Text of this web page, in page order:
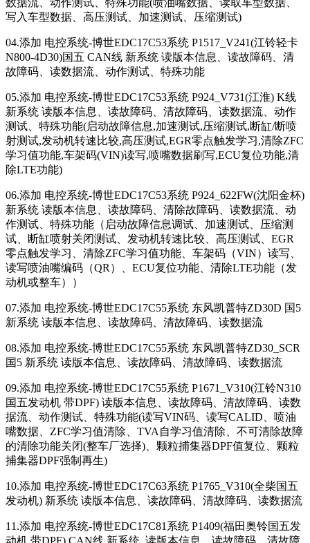
写入车型数据、高压测试、加速测试、压缩测试)
04.添加 电控系统-博世EDC17C53系统 P1517_V241(江铃轻卡
N800-4D30)国五 CAN线 新系统 读版本信息、读故障码、清
故障码、读数据流、动作测试、特殊功能
05.添加 电控系统-博世EDC17C53系统 P924_V731(江淮) K线
新系统 读版本信息、读故障码、清故障码、读数据流、动作
测试、特殊功能(启动故障信息,加速测试,压缩测试,断缸/断喷
射测试,发动机转速比较,高压测试,EGR零点触发学习,清除ZFC
学习值功能,车架码(VIN)读写,喷嘴数据刷写,ECU复位功能,清
除LTE功能)
06.添加 电控系统-博世EDC17C53系统 P924_622FW(沈阳金杯)
新系统 读版本信息、读故障码、清除故障码、读数据流、动
作测试、特殊功能（启动故障信息调试、加速测试、压缩测
试、断缸喷射关闭测试、发动机转速比较、高压测试、EGR
零点触发学习、清除ZFC学习值功能、车架码（VIN）读写、
读写喷油嘴编码（QR）、ECU复位功能、清除LTE功能（发
动机或整车））
07.添加 电控系统-博世EDC17C55系统 东风凯普特ZD30D 国5
新系统 读版本信息、读故障码、清故障码、读数据流
08.添加 电控系统-博世EDC17C55系统 东风凯普特ZD30_SCR
国5 新系统 读版本信息、读故障码、清故障码、读数据流
09.添加 电控系统-博世EDC17C55系统 P1671_V310(江铃N310
国五发动机 带DPF) 读版本信息、读故障码、清故障码、读数
据流、动作测试、特殊功能(读写VIN码、读写CALID、喷油
嘴数据、ZFC学习值清除、TVA自学习值清除、不可清除故障
的清除功能关闭(整车厂选择)、颗粒捕集器DPF值复位、颗粒
捕集器DPF强制再生)
10.添加 电控系统-博世EDC17C63系统 P1765_V310(全柴国五
发动机) 新系统 读版本信息、读故障码、清故障码、读数据流
11.添加 电控系统-博世EDC17C81系统 P1409(福田奥铃国五发
动机 带DPF) CAN线 新系统 读版本信息、读故障码、清故障